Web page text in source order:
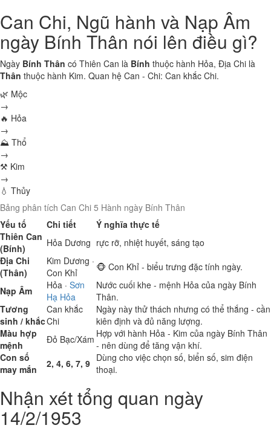
Can Chi, Ngũ hành và Nạp Âm
ngày Bính Thân nói lên điều gì?
Ngày Bính Thân có Thiên Can là Bính thuộc hành Hỏa, Địa Chi là
Thân thuộc hành Kim. Quan hệ Can - Chi: Can khắc Chi.
🌿 Mộc
→
🔥 Hỏa
→
⛰ Thổ
→
⚒ Kim
→
💧 Thủy
Bảng phân tích Can Chi 5 Hành ngày Bính Thân
Yếu tố
Chi tiết
Ý nghĩa thực tế
Thiên Can
(Bính)
Hỏa Dương rực rỡ, nhiệt huyết, sáng tạo
Địa Chi
(Thân)
Kim Dương ·
Con Khỉ
🐵 Con Khỉ - biểu trưng đặc tính ngày.
Nạp Âm
Hỏa · Sơn
Hạ Hỏa
Nước cuối khe - mệnh Hỏa của ngày Bính
Thân.
Tương
sinh / khắc
Can khắc
Chi
Ngày này thử thách nhưng có thể thắng - cần
kiên định và đủ năng lượng.
Màu hợp
mệnh
Đỏ Bạc/Xám Hợp với hành Hỏa - Kim của ngày Bính Thân
- nên dùng để tăng vận khí.
Con số
may mắn
2, 4, 6, 7, 9 Dùng cho việc chọn số, biển số, sim điện
thoại.
Nhận xét tổng quan ngày
14/2/1953